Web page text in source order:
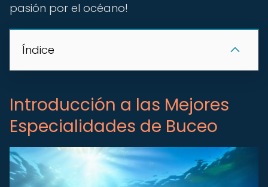
pasión por el océano!
Índice
Introducción a las Mejores
Especialidades de Buceo